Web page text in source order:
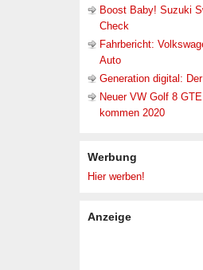
Boost Baby! Suzuki
Check
Fahrbericht:
Auto
Generation digital:
Neuer VW Golf 8
kommen 2020
Werbung
Hier werben!
Anzeige